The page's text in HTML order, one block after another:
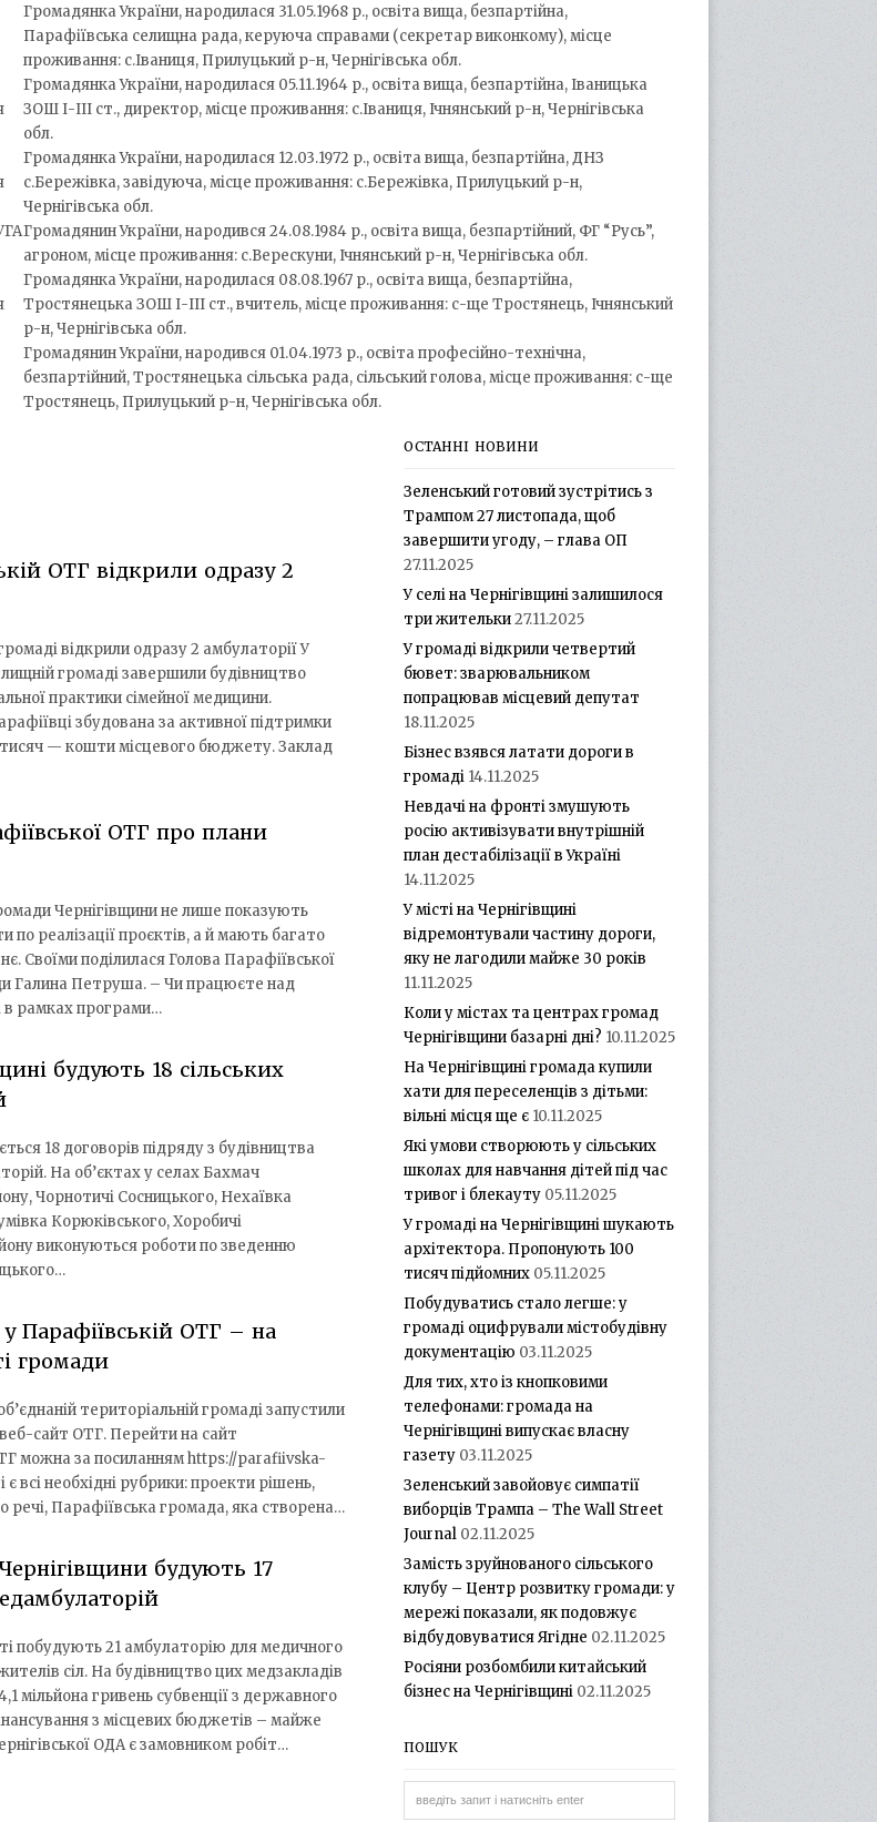
Громадянка України, народилася 31.05.1968 р., освіта вища, безпартійна,
Парафіївська селищна рада, керуюча справами (секретар виконкому), місце
проживання: с.Іваниця, Прилуцький р-н, Чернігівська обл.
Громадянка України, народилася 05.11.1964 р., освіта вища, безпартійна, Іваницька
ЗОШ І-ІІІ ст., директор, місце проживання: с.Іваниця, Ічнянський р-н, Чернігівська
обл.
Громадянка України, народилася 12.03.1972 р., освіта вища, безпартійна, ДНЗ
с.Бережівка, завідуюча, місце проживання: с.Бережівка, Прилуцький р-н,
Чернігівська обл.
Громадянин України, народився 24.08.1984 р., освіта вища, безпартійний, ФГ “Русь”,
агроном, місце проживання: с.Верескуни, Ічнянський р-н, Чернігівська обл.
Громадянка України, народилася 08.08.1967 р., освіта вища, безпартійна,
Тростянецька ЗОШ І-ІІІ ст., вчитель, місце проживання: с-ще Тростянець, Ічнянський
р-н, Чернігівська обл.
Громадянин України, народився 01.04.1973 р., освіта професійно-технічна,
безпартійний, Тростянецька сільська рада, сільський голова, місце проживання: с-ще
Тростянець, Прилуцький р-н, Чернігівська обл.
ОСТАННІ НОВИНИ
Зеленський готовий зустрітись з
Трампом 27 листопада, щоб
завершити угоду, – глава ОП
27.11.2025
У селі на Чернігівщині залишилося
три жительки27.11.2025
У громаді відкрили четвертий
бювет: зварювальником
попрацював місцевий депутат
18.11.2025
Бізнес взявся латати дороги в
громаді 14.11.2025
Невдачі на фронті змушують
росію активізувати внутрішній
план дестабілізації в Україні
14.11.2025
У місті на Чернігівщині
відремонтували частину дороги,
яку не лагодили майже 30 років
11.11.2025
Коли у містах та центрах громад
Чернігівщини базарні дні? 10.11.2025
На Чернігівщині громада купили
хати для переселенців з дітьми:
вільні місця ще є 10.11.2025
Які умови створюють у сільських
школах для навчання дітей під час
тривог і блекауту 05.11.2025
У громаді на Чернігівщині шукають
архітектора. Пропонують 100
тисяч підйомних 05.11.2025
Побудуватись стало легше: у
громаді оцифрували містобудівну
документацію 03.11.2025
Для тих, хто із кнопковими
телефонами: громада на
Чернігівщині випускає власну
газету 03.11.2025
Зеленський завойовує симпатії
виборців Трампа – The Wall Street
Journal 02.11.2025
Замість зруйнованого сільського
клубу – Центр розвитку громади: у
мережі показали, як подовжує
відбудовуватися Ягідне 02.11.2025
Росіяни розбомбили китайський
бізнес на Чернігівщині 02.11.2025
ПОШУК
ОТГ відкрили одразу 2
відкрили одразу 2 амбулаторії У
громаді завершили будівництво
практики сімейної медицини.
збудована за активної підтримки
тисяч — кошти місцевого бюджету. Заклад
ОТГ про плани
Чернігівщини не лише показують
по реалізації проєктів, а й мають багато
Своїми поділилася Голова Парафіївської
Галина Петруша. – Чи працюєте над
в рамках програми…
будують 18 сільських
18 договорів підряду з будівництва
На об’єктах у селах Бахмач
Чорнотичі Сосницького, Нехаївка
Корюківського, Хоробичі
виконуються роботи по зведенню
Парафіївській ОТГ – на
громади
територіальній громаді запустили
сайт ОТГ. Перейти на сайт
можна за посиланням https://parafiivska-
є всі необхідні рубрики: проекти рішень,
речі, Парафіївська громада, яка створена…
будують 17
побудують 21 амбулаторію для медичного
сіл. На будівництво цих медзакладів
мільйона гривень субвенції з державного
з місцевих бюджетів – майже
ОДА є замовником робіт…